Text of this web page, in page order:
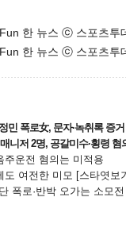
한 뉴스 ⓒ 스포츠투
한 뉴스 ⓒ 스포츠투
폭로女, 문자·녹취록 증
니저 2명, 공갈미수·횡령 혐
운전 혐의는 미적용
여전한 미모 [스타엿보
폭로·반박 오가는 소모